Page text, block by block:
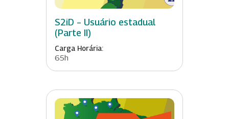
S2iD – Usuário estadual
(Parte II)
Carga Horária:
65h